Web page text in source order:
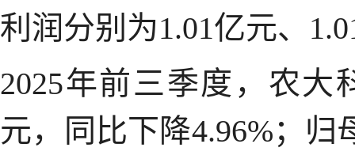
利润分别为1.01亿元、
2025年前三季度，农大
元，同比下降4.96%；归